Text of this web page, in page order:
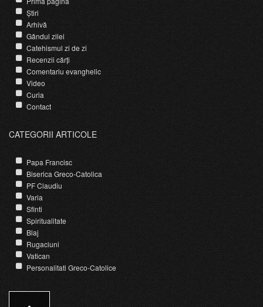
Știri
Arhivă
Gândul zilei
Catehismul zi de zi
Recenzii cărți
Comentariu evanghelic
Video
Curia
Contact
CATEGORII ARTICOLE
Papa Francisc
Biserica Greco-Catolica
PF Claudiu
Varia
Sfinti
Spiritualitate
Blaj
Rugaciuni
Vatican
Personalitati Greco-Catolice